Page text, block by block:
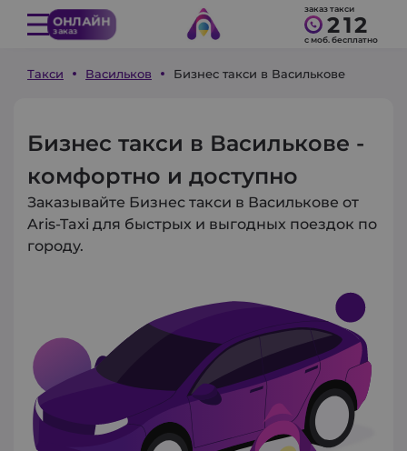
ОНЛАЙН
заказ
заказ такси
212
с моб. бесплатно
Такси Васильков Бизнес такси в Василькове
Бизнес такси в Василькове -
комфортно и доступно
Заказывайте Бизнес такси в Василькове от
Aris-Taxi для быстрых и выгодных поездок по
городу.